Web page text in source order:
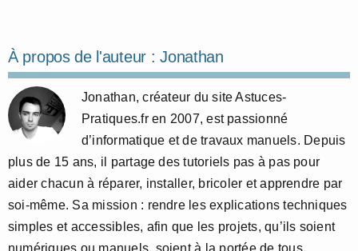
À propos de l'auteur :Jonathan
Jonathan, créateur du site Astuces-
Pratiques.fr en 2007, est passionné
d’informatique et de travaux manuels. Depuis
plus de 15 ans, il partage des tutoriels pas à pas pour
aider chacun à réparer, installer, bricoler et apprendre par
soi-même. Sa mission : rendre les explications techniques
simples et accessibles, afin que les projets, qu’ils soient
numériques ou manuels, soient à la portée de tous.